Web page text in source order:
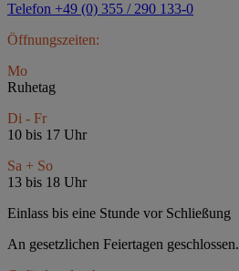
Telefon +49 (0) 355 / 290 133-0
Öffnungszeiten:
Mo
Ruhetag
Di - Fr
10 bis 17 Uhr
Sa + So
13 bis 18 Uhr
Einlass bis eine Stunde vor Schließung
An gesetzlichen Feiertagen geschlossen.